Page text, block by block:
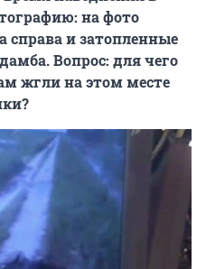
на фото
справа и затопленные
Вопрос: для чего
жгли на этом месте